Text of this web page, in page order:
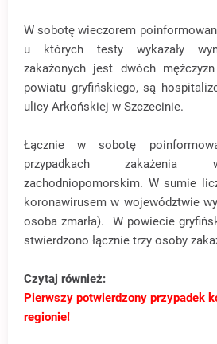
W sobotę wieczorem
u których testy wykazały
zakażonych jest dwóch
powiatu gryfińskiego, są
ulicy Arkońskiej w Szczecinie.
Łącznie w sobotę
przypadkach zakażenia
zachodniopomorskim. W sumie
koronawirusem w województwie
osoba zmarła). W powiecie
stwierdzono łącznie trzy osoby
Czytaj również:
Pierwszy potwierdzony przypadek
regionie!